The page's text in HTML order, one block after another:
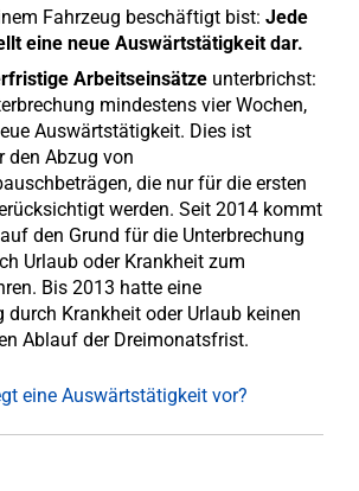
Fahrzeug beschäftigt bist: Jede
eine neue Auswärtstätigkeit dar.
Arbeitseinsätze unterbrichst:
mindestens vier Wochen,
Auswärtstätigkeit. Dies ist
den Abzug von
die nur für die ersten
werden. Seit 2014 kommt
den Grund für die Unterbrechung
Urlaub oder Krankheit zum
Bis 2013 hatte eine
durch Krankheit oder Urlaub keinen
Ablauf der Dreimonatsfrist.
eine Auswärtstätigkeit vor?